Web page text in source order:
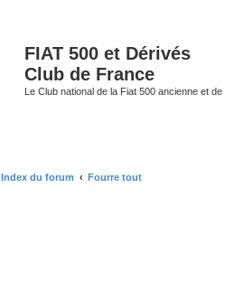
FIAT 500 et Dérivés
Club de France
Le Club national de la Fiat 500 ancienne et de
Index du forum Fourre tout